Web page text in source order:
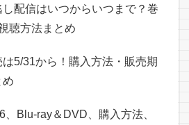
配信はいつからいつまで？巻
聴方法まとめ
5/31から！購入方法・販売期
め
、Blu-ray＆DVD、購入方法、